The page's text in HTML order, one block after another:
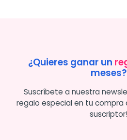
¿Quieres ganar un
meses?
Suscríbete a nuestra
regalo especial en tu compra
suscriptor!